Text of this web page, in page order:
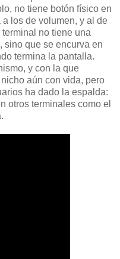
no tiene botón físico en
los de volumen, y al de
no tiene una
sino que se encurva en
termina la pantalla.
y con la que
aún con vida, pero
ha dado la espalda:
otros terminales como el